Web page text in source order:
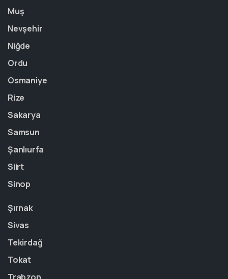
Muş
Nevşehir
Niğde
Ordu
Osmaniye
Rize
Sakarya
Samsun
Şanlıurfa
Siirt
Sinop
Şırnak
Sivas
Tekirdağ
Tokat